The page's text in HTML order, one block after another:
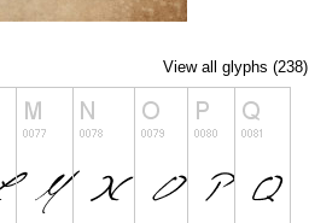
View all glyphs (238)